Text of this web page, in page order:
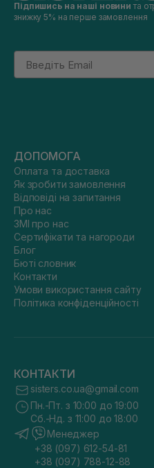
Підпишись на наші новини та
знижку 5% на перше замовлення
Email
ДОПОМОГА
Оплата та доставка
Як зробити замовлення
Відповіді на запитання
Про нас
ЗМІ про нас
Сертифікати та нагороди
Блог
Бюті словник
Контакти
Умови використання сайту
Політика конфіденційності
КОНТАКТИ
sisters.co.ua@gmail.com
Пн.-Пт. з 10:00 до 19:00
Сб.-Нд. з 11:00 до 18:00
Менеджер
+38 (097) 612-54-81
+38 (097) 788-12-88